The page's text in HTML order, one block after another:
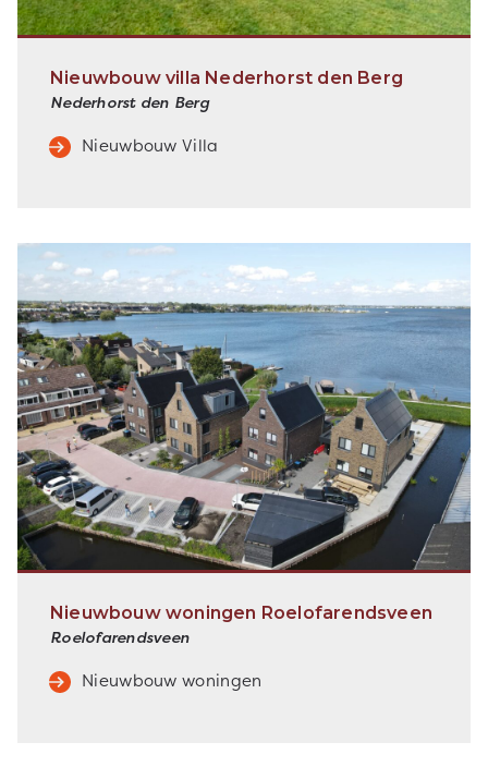
Nieuwbouw villa Nederhorst den Berg
Nederhorst den Berg
Nieuwbouw Villa
Nieuwbouw woningen Roelofarendsveen
Roelofarendsveen
Nieuwbouw woningen